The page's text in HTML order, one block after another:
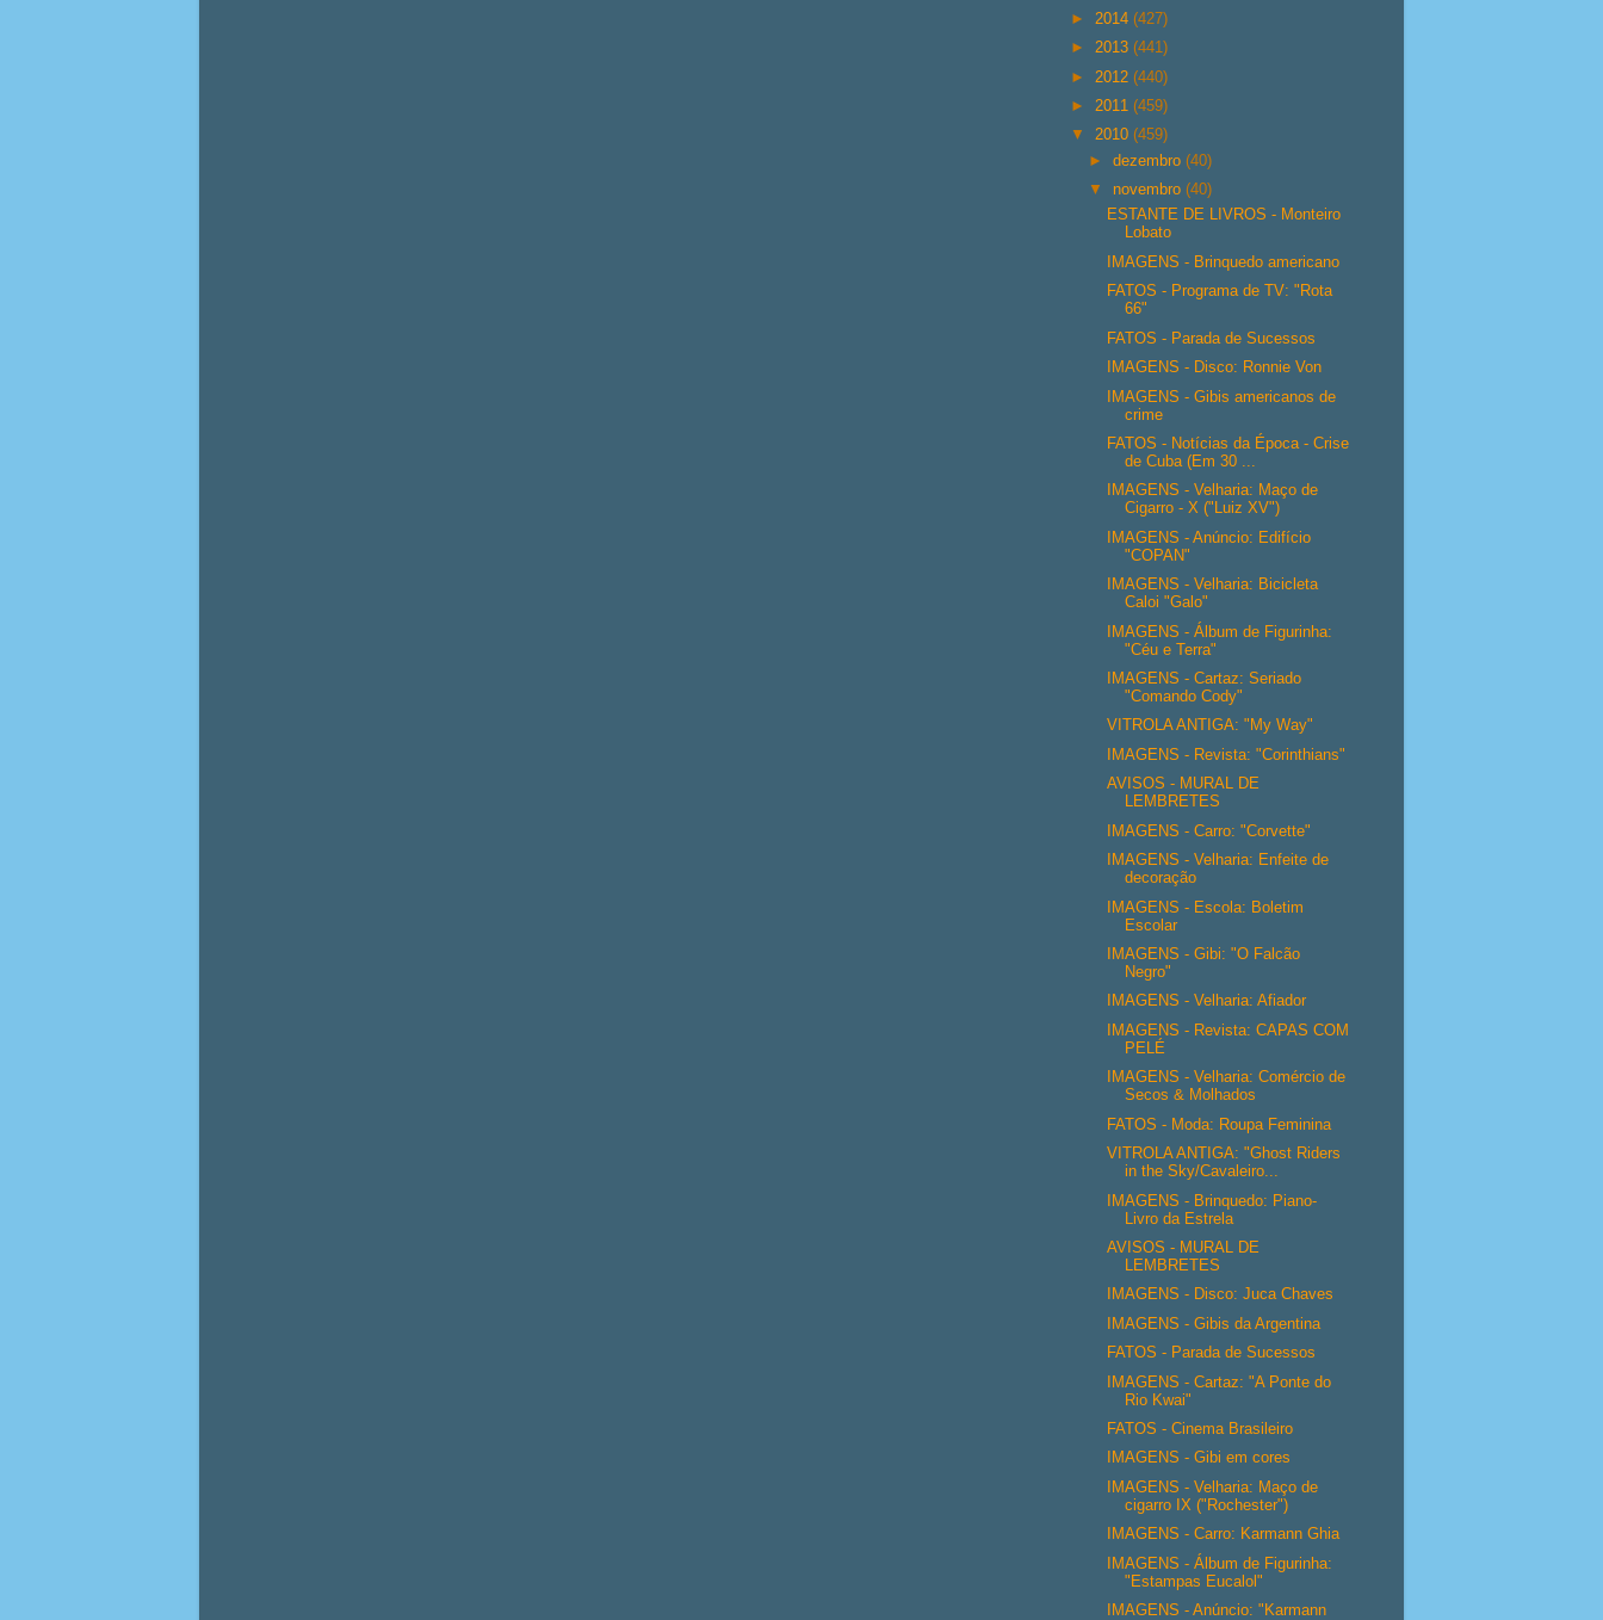
► 2014 (427)
► 2013 (441)
► 2012 (440)
► 2011 (459)
▼ 2010 (459)
►dezembro(40)
▼ novembro(40)
ESTANTE DE LIVROS - Monteiro
Lobato
IMAGENS - Brinquedo americano
FATOS - Programa de TV: "Rota
66"
FATOS - Parada de Sucessos
IMAGENS - Disco: Ronnie Von
IMAGENS - Gibis americanos de
crime
FATOS - Notícias da Época - Crise
de Cuba (Em 30 ...
IMAGENS - Velharia: Maço de
Cigarro - X ("Luiz XV")
IMAGENS - Anúncio: Edifício
"COPAN"
IMAGENS - Velharia: Bicicleta
Caloi "Galo"
IMAGENS - Álbum de Figurinha:
"Céu e Terra"
IMAGENS - Cartaz: Seriado
"Comando Cody"
VITROLA ANTIGA: "My Way"
IMAGENS - Revista: "Corinthians"
AVISOS - MURAL DE
LEMBRETES
IMAGENS - Carro: "Corvette"
IMAGENS - Velharia: Enfeite de
decoração
IMAGENS - Escola: Boletim
Escolar
IMAGENS - Gibi: "O Falcão
Negro"
IMAGENS - Velharia: Afiador
IMAGENS - Revista: CAPAS COM
PELÉ
IMAGENS - Velharia: Comércio de
Secos & Molhados
FATOS - Moda: Roupa Feminina
VITROLA ANTIGA: "Ghost Riders
in the Sky/Cavaleiro...
IMAGENS - Brinquedo: Piano-
Livro da Estrela
AVISOS - MURAL DE
LEMBRETES
IMAGENS - Disco: Juca Chaves
IMAGENS - Gibis da Argentina
FATOS - Parada de Sucessos
IMAGENS - Cartaz: "A Ponte do
Rio Kwai"
FATOS - Cinema Brasileiro
IMAGENS - Gibi em cores
IMAGENS - Velharia: Maço de
cigarro IX ("Rochester")
IMAGENS - Carro: Karmann Ghia
IMAGENS - Álbum de Figurinha:
"Estampas Eucalol"
IMAGENS - Anúncio: "Karmann